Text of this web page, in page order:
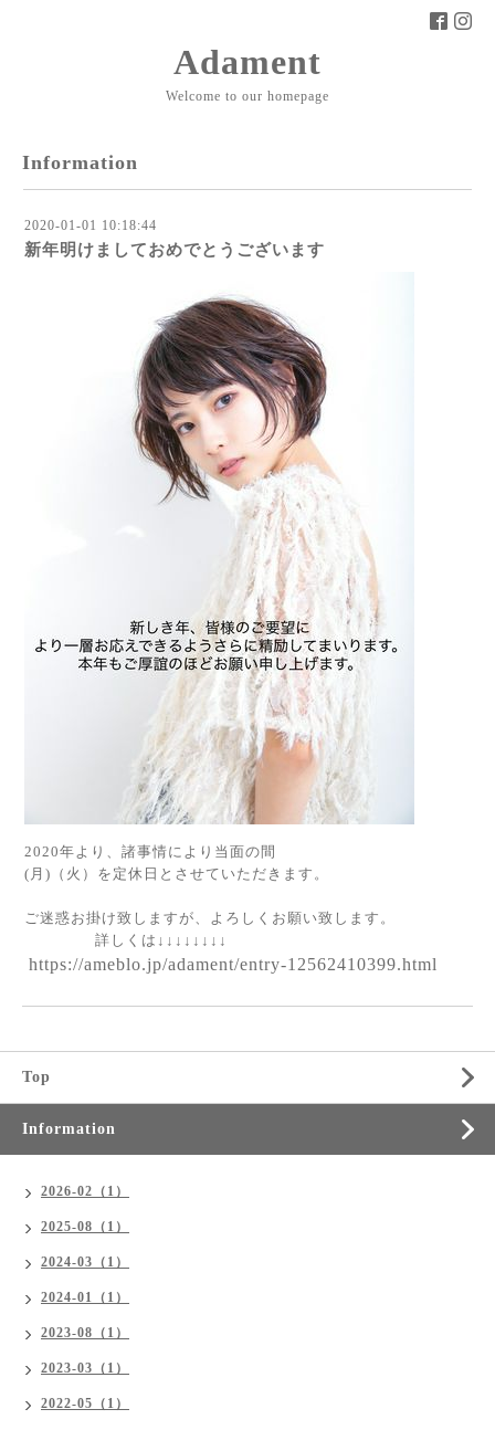
Adament
Welcome to our homepage
Information
2020-01-01 10:18:44
新年明けましておめでとうございます
2020年より、諸事情により当面の間
(月)（火）を定休日とさせていただきます。
ご迷惑お掛け致しますが、よろしくお願い致します。
詳しくは↓↓↓↓↓↓↓↓
https://ameblo.jp/adament/entry-12562410399.html
Top
Information
2026-02（1）
2025-08（1）
2024-03（1）
2024-01（1）
2023-08（1）
2023-03（1）
2022-05（1）